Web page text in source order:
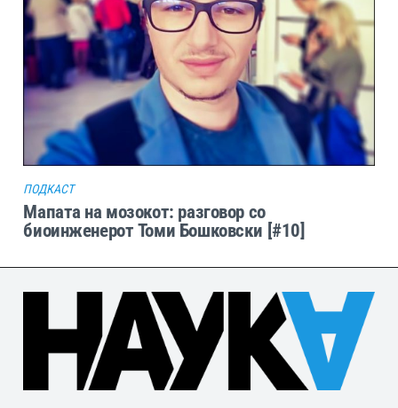
ПОДКАСТ
Мапата на мозокот: разговор со
биоинженерот Томи Бошковски [#10]